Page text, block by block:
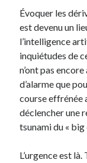
Covid-19(13)
Démocratie(75)
Enseignement(69)
Environnement(3)
Ethique(95)
Etymologie(17)
Histoire(18)
Humour(40)
Inédit(14)
Langue française
Évoquer les
est devenu un
l’intelligence
inquiétudes de
n’ont pas
d’alarme que
course effrénée
déclencher une
tsunami du « big
L’urgence est